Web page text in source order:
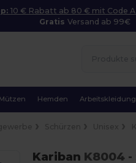
10 € Rabatt ab 80 € mit Code
Gratis Versand ab 99€
Hemden Arbeitskleidung
Kariban K8004 -